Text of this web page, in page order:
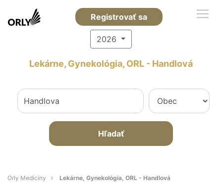
Registrovať sa
2026
Lekárne, Gynekológia, ORL - Handlová
Hľadať
Orly Medicíny Lekárne, Gynekológia, ORL - Handlová